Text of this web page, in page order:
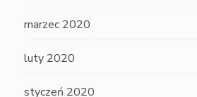
marzec 2020
luty 2020
styczeń 2020